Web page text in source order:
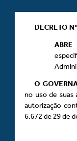
DECRETO
ABRE
O
no uso de suas
autorização
6.672 de 29 de